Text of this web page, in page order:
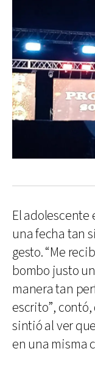
El
una fecha tan
gesto. “Me
bombo justo
manera tan
escrito”,
sintió al ver
en una misma